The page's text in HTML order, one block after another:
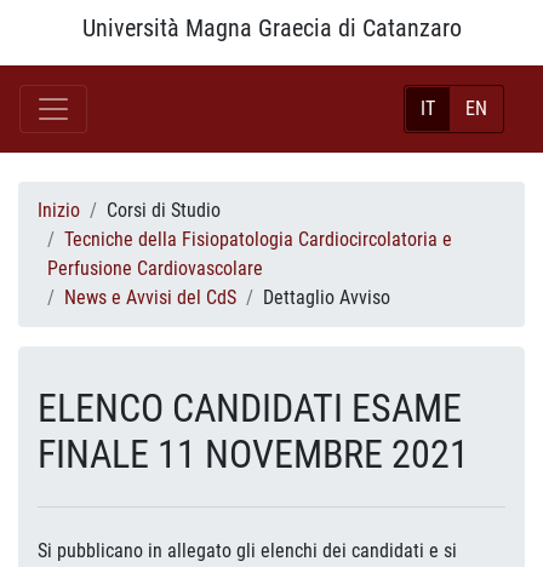
Università Magna Graecia di Catanzaro
IT EN
Inizio
Corsi di Studio
Tecniche della Fisiopatologia Cardiocircolatoria e
Perfusione Cardiovascolare
News e Avvisi del CdS
Dettaglio Avviso
ELENCO CANDIDATI ESAME
FINALE 11 NOVEMBRE 2021
Si pubblicano in allegato gli elenchi dei candidati e si